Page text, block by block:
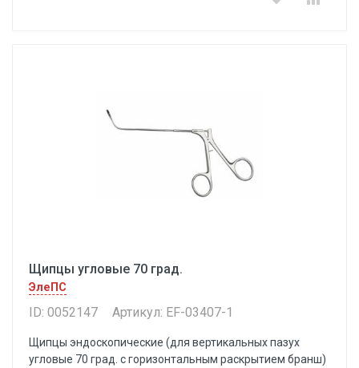
Щипцы угловые 70 град.
ЭлеПС
ID: 0052147 Артикул: EF-03407-1
Щипцы эндоскопические (для вертикальных пазух
угловые 70 град. с горизонтальным раскрытием бранш)